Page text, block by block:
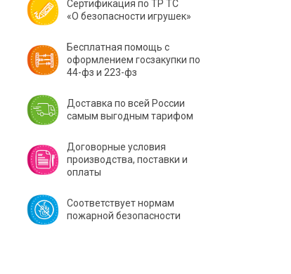
Сертификация по ТР ТС
«О безопасности игрушек»
Бесплатная помощь с
оформлением госзакупки по
44-фз и 223-фз
Доставка по всей России
самым выгодным тарифом
Договорные условия
производства, поставки и
оплаты
Соответствует нормам
пожарной безопасности